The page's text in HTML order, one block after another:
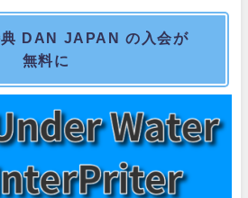
DAN JAPAN の入会が
無料に